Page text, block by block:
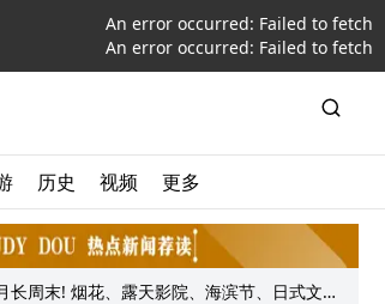
An error occurred: Failed to fetch
An error occurred: Failed to fetch
历史 视频 更多
长周末! 烟花、露天影院、海滨节、日式文化